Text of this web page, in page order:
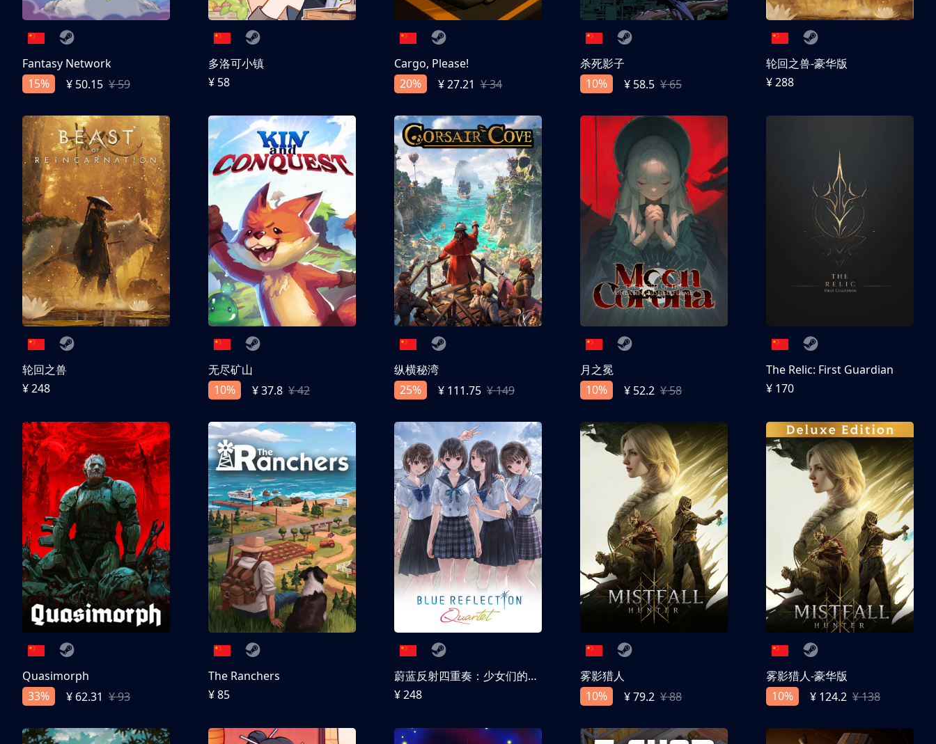
Fantasy Network
15%
¥ 50.15 ¥ 59
多洛可小镇
¥ 58
Cargo, Please!
20%
¥ 27.21 ¥ 34
杀死影子
10%
¥ 58.5 ¥ 65
轮回之兽-豪华版
¥ 288
轮回之兽
¥ 248
无尽矿山
10%
¥ 37.8 ¥ 42
纵横秘湾
25%
¥ 111.75 ¥ 149
月之冕
10%
¥ 52.2 ¥ 58
The Relic: First Guardian
¥ 170
Quasimorph
33%
¥ 62.31 ¥ 93
The Ranchers
¥ 85
蔚蓝反射四重奏：少女们的奇迹
¥ 248
雾影猎人
10%
¥ 79.2 ¥ 88
雾影猎人-豪华版
10%
¥ 124.2 ¥ 138